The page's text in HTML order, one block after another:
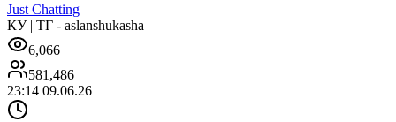
Just Chatting
КУ | ТГ - aslanshukasha
6,066
581,486
23:14 09.06.26